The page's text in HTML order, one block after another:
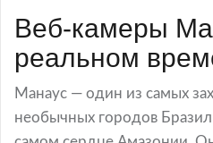
Веб-камеры
реальном
Манаус — один из самых
необычных городов